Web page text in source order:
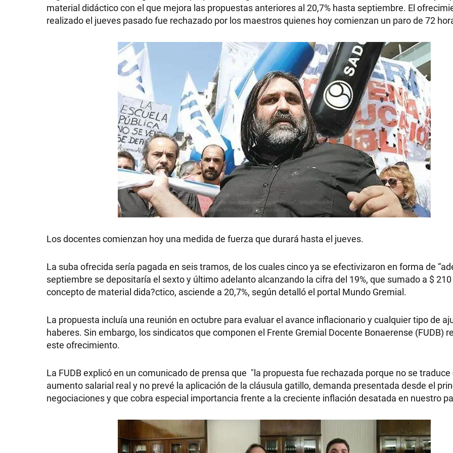
material didáctico con el que mejora las propuestas anteriores al 20,7% hasta septiembre. El
realizado el jueves pasado fue rechazado por los maestros quienes hoy comienzan un paro de 72
Los docentes comienzan hoy una medida de fuerza que durará hasta el jueves.
La suba ofrecida sería pagada en seis tramos, de los cuales cinco ya se efectivizaron en forma de
septiembre se depositaría el sexto y último adelanto alcanzando la cifra del 19%, que sumado a $ 210
concepto de material dida?ctico, asciende a 20,7%, según detalló el portal Mundo Gremial.
La propuesta incluía una reunión en octubre para evaluar el avance inflacionario y cualquier tipo de
haberes. Sin embargo, los sindicatos que componen el Frente Gremial Docente Bonaerense (FUDB)
este ofrecimiento.
La FUDB explicó en un comunicado de prensa que "la propuesta fue rechazada porque no se traduce
aumento salarial real y no prevé la aplicación de la cláusula gatillo, demanda presentada desde el
negociaciones y que cobra especial importancia frente a la creciente inflación desatada en nuestro